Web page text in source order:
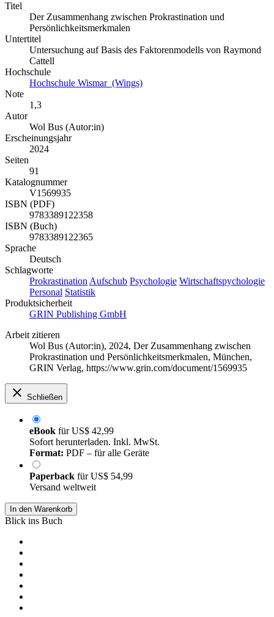
Titel
Der Zusammenhang zwischen Prokrastination und
Persönlichkeitsmerkmalen
Untertitel
Untersuchung auf Basis des Faktorenmodells von Raymond
Cattell
Hochschule
Hochschule Wismar (Wings)
Note
1,3
Autor
Wol Bus (Autor:in)
Erscheinungsjahr
2024
Seiten
91
Katalognummer
V1569935
ISBN (PDF)
9783389122358
ISBN (Buch)
9783389122365
Sprache
Deutsch
Schlagworte
Prokrastination Aufschub Psychologie Wirtschaftspychologie
Personal Statistik
Produktsicherheit
GRIN Publishing GmbH
Arbeit zitieren
Wol Bus (Autor:in), 2024, Der Zusammenhang zwischen
Prokrastination und Persönlichkeitsmerkmalen, München,
GRIN Verlag, https://www.grin.com/document/1569935
Schließen
eBook fürUS$ 42,99
Sofort herunterladen. Inkl. MwSt.
Format: PDF – für alle Geräte
Paperback fürUS$ 54,99
Versand weltweit
In den Warenkorb
Blick ins Buch